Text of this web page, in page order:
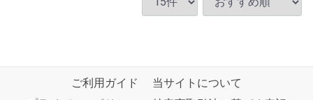
ご利用ガイド
当サイトについて